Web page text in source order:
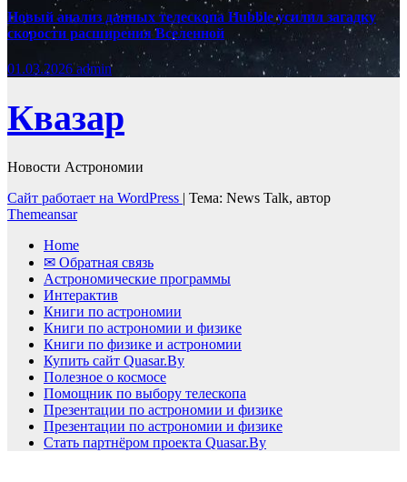
Новый анализ данных телескопа Hubble усилил загадку
скорости расширения Вселенной
01.03.2026admin
Квазар
Новости Астрономии
Сайт работает на WordPress | Тема: News Talk, автор
Themeansar
Home
✉ Обратная связь
Астрономические программы
Интерактив
Книги по астрономии
Книги по астрономии и физике
Книги по физике и астрономии
Купить сайт Quasar.By
Полезное о космосе
Помощник по выбору телескопа
Презентации по астрономии и физике
Презентации по астрономии и физике
Стать партнёром проекта Quasar.By